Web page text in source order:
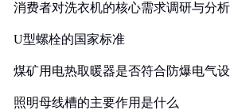
消费者对洗衣机的核心需求调研与分析
U型螺栓的国家标准
煤矿用电热取暖器是否符合防爆电气
照明母线槽的主要作用是什么